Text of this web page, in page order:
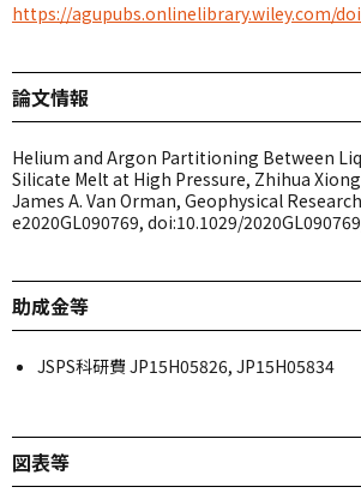
https://agupubs.onlinelibrary.wiley.com/
論文情報
Helium and Argon Partitioning Between
Silicate Melt at High Pressure, Zhihua
James A. Van Orman, Geophysical
e2020GL090769, doi:10.1029/
助成金等
JSPS科研費 JP15H05826, JP15H05834
図表等